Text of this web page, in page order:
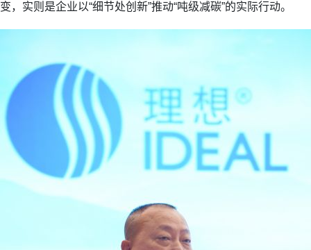
变，实则是企业以“细节处创新”推动“吨级减碳”的实际行动。